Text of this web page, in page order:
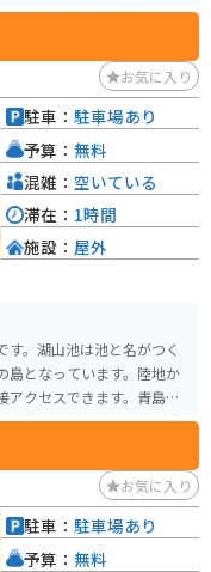
安心です。鳥取砂丘方面へ
トとしても最適です。 地
ームやジュースは、道の駅
おり、鳥取県の文化に触
お気に入り
。湖山池は池と名がつく
島となっています。陸地か
アクセスできます。青島に
る散策や美しい景色の鑑賞
た、グランピング施設「ア
ら快適なアウトドア体験が
有名です。広々としたオープ
でき、四季折々の花を楽
駐車： 駐車場あり
予算： 無料
混雑： 空いている
滞在： 1時間
施設： 屋外
お気に入り
駐車： 駐車場あり
予算： 無料